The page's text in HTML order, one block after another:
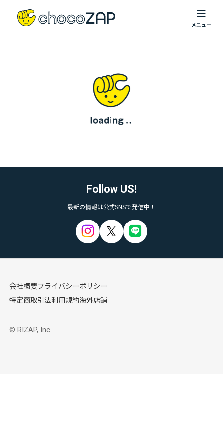
Follow US!
最新の情報は公式SNSで発信中！
会社概要プライバシーポリシー
特定商取引法利用規約海外店舗
© RIZAP, Inc.